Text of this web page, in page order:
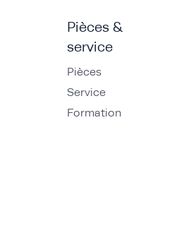
Pièces &
service
Pièces
Service
Formation